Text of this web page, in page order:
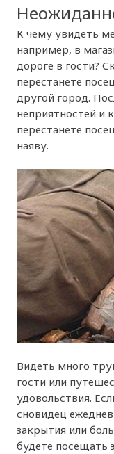
К чему увидеть
например, в
дороге в гости?
перестанете
другой город.
неприятностей и
перестанете
наяву.
Видеть много
гости или
удовольствия.
сновидец
закрытия или
будете посещать